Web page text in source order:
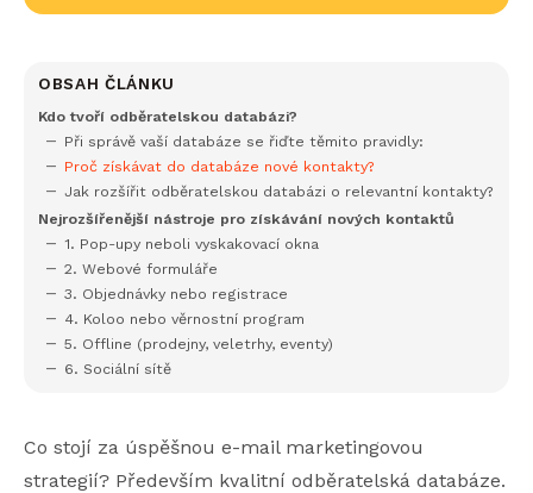
OBSAH ČLÁNKU
Kdo tvoří odběratelskou databázi?
Při správě vaší databáze se řiďte těmito pravidly:
Proč získávat do databáze nové kontakty?
Jak rozšířit odběratelskou databázi o relevantní kontakty?
Nejrozšířenější nástroje pro získávání nových kontaktů
1. Pop-upy neboli vyskakovací okna
2. Webové formuláře
3. Objednávky nebo registrace
4. Koloo nebo věrnostní program
5. Offline (prodejny, veletrhy, eventy)
6. Sociální sítě
Co stojí za úspěšnou e-mail marketingovou
strategií? Především kvalitní odběratelská databáze.